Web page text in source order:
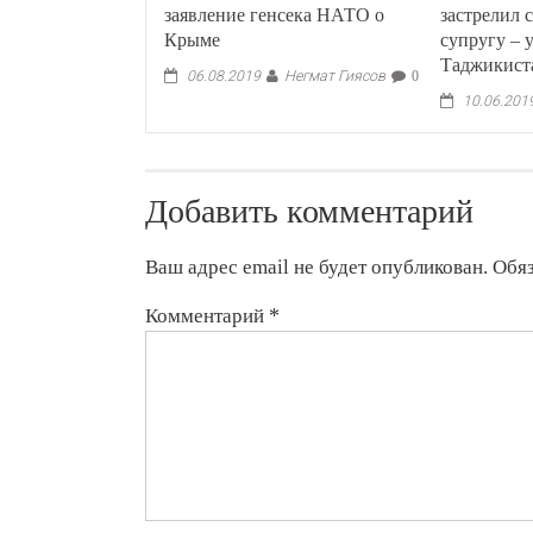
заявление генсека НАТО о
Крыме
06.08.2019 Негмат Гиясов 0
супругу –
Добавить комментарий
Ваш адрес email не будет опубликован.
Комментарий *